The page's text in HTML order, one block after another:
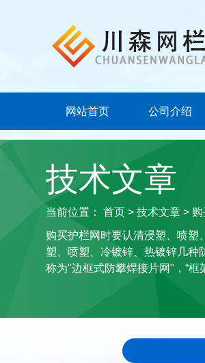
网站首页 公司介绍
技术文章
当前位置：首页 >技术文章 >
购买护栏网时要认清浸塑、喷塑
塑、喷塑、冷镀锌、热镀锌几种
称为"边框式防攀焊接片网"，“框